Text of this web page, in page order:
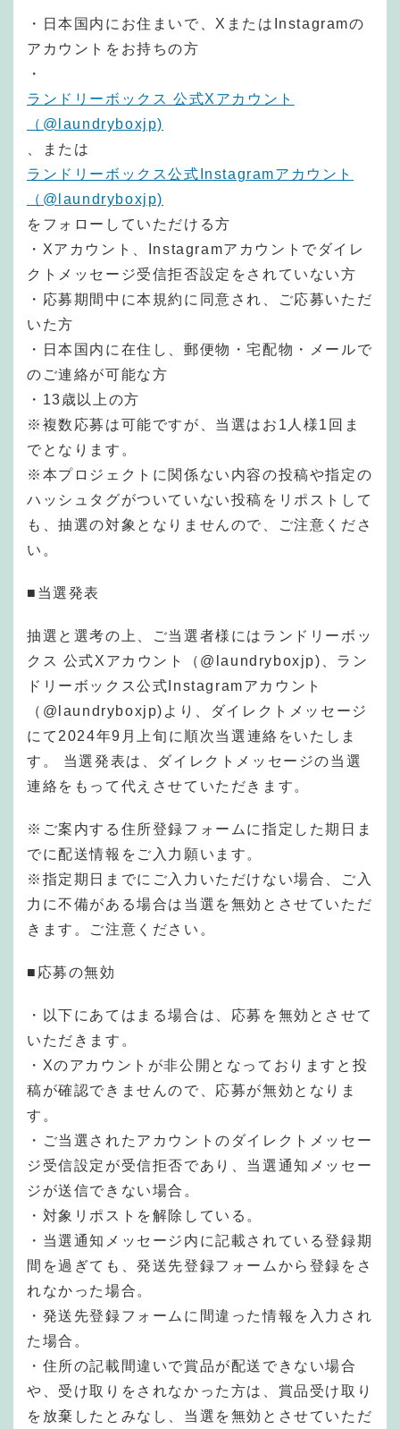
・日本国内にお住まいで、XまたはInstagramの
アカウントをお持ちの方
・
ランドリーボックス 公式Xアカウント
（@laundryboxjp)
、または
ランドリーボックス公式Instagramアカウント
（@laundryboxjp)
をフォローしていただける方
・Xアカウント、Instagramアカウントでダイレ
クトメッセージ受信拒否設定をされていない方
・応募期間中に本規約に同意され、ご応募いただ
いた方
・日本国内に在住し、郵便物・宅配物・メールで
のご連絡が可能な方
・13歳以上の方
※複数応募は可能ですが、当選はお1人様1回ま
でとなります。
※本プロジェクトに関係ない内容の投稿や指定の
ハッシュタグがついていない投稿をリポストして
も、抽選の対象となりませんので、ご注意くださ
い。
■当選発表
抽選と選考の上、ご当選者様にはランドリーボッ
クス 公式Xアカウント（@laundryboxjp)、ラン
ドリーボックス公式Instagramアカウント
（@laundryboxjp)より、ダイレクトメッセージ
にて2024年9月上旬に順次当選連絡をいたしま
す。 当選発表は、ダイレクトメッセージの当選
連絡をもって代えさせていただきます。
※ご案内する住所登録フォームに指定した期日ま
でに配送情報をご入力願います。
※指定期日までにご入力いただけない場合、ご入
力に不備がある場合は当選を無効とさせていただ
きます。ご注意ください。
■応募の無効
・以下にあてはまる場合は、応募を無効とさせて
いただきます。
・Xのアカウントが非公開となっておりますと投
稿が確認できませんので、応募が無効となりま
す。
・ご当選されたアカウントのダイレクトメッセー
ジ受信設定が受信拒否であり、当選通知メッセー
ジが送信できない場合。
・対象リポストを解除している。
・当選通知メッセージ内に記載されている登録期
間を過ぎても、発送先登録フォームから登録をさ
れなかった場合。
・発送先登録フォームに間違った情報を入力され
た場合。
・住所の記載間違いで賞品が配送できない場合
や、受け取りをされなかった方は、賞品受け取り
を放棄したとみなし、当選を無効とさせていただ